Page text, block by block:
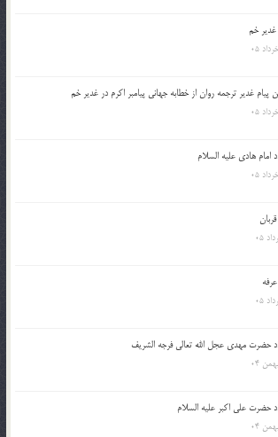
غدیر خم
پیام غدیر ترجمه روان از خطابه جهانی پیامبر اکرم در غدیر خم
امام هادی علیه السلام
حضرت مهدی عجل الله تعالی فرجه الشريف
حضرت علی اکبر علیه السلام